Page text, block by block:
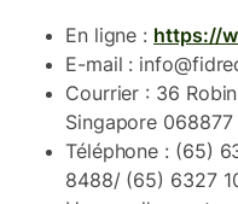
En ligne : https://
E-mail :
Courrier : 36
Singapore 068877
Téléphone : (65)
8488/ (65) 6327